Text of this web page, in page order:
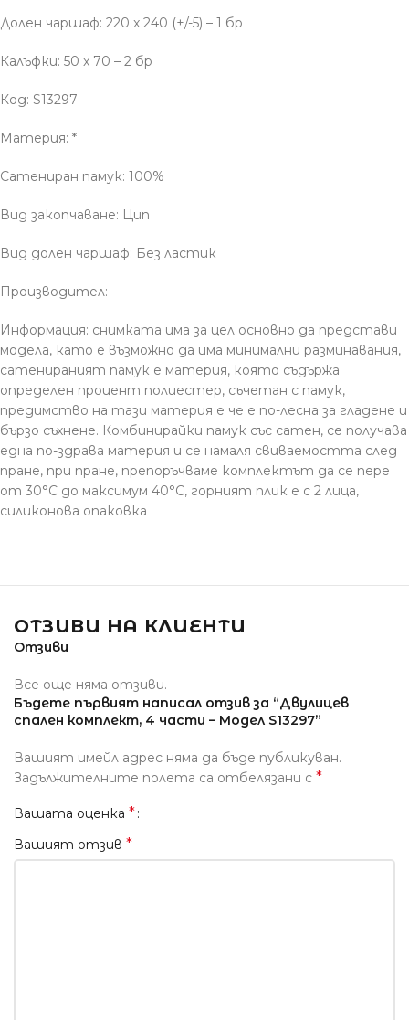
Долен чаршаф: 220 x 240 (+/-5) – 1 бр
Калъфки: 50 x 70 – 2 бр
Код: S13297
Материя: *
Сатениран памук: 100%
Вид закопчаване: Цип
Вид долен чаршаф: Без ластик
Производител:
Информация: снимката има за цел основно да представи
модела, като е възможно да има минимални разминавания,
сатенираният памук е материя, която съдържа
определен процент полиестер, съчетан с памук,
предимство на тази материя е че е по-лесна за гладене и
бързо съхнене. Комбинирайки памук със сатен, се получава
една по-здрава материя и се намаля свиваемостта след
пране, при пране, препоръчваме комплектът да се пере
от 30°С до максимум 40°С, горният плик е с 2 лица,
силиконова опаковка
ОТЗИВИ НА КЛИЕНТИ
Отзиви
Все още няма отзиви.
Бъдете първият написал отзив за “Двулицев
спален комплект, 4 части – Модел S13297”
Вашият имейл адрес няма да бъде публикуван.
Задължителните полета са отбелязани с *
Вашата оценка *
Вашият отзив *